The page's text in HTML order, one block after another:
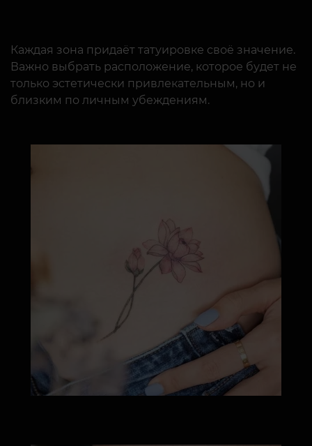
Каждая зона придаёт татуировке своё значение.
Важно выбрать расположение, которое будет не
только эстетически привлекательным, но и
близким по личным убеждениям.